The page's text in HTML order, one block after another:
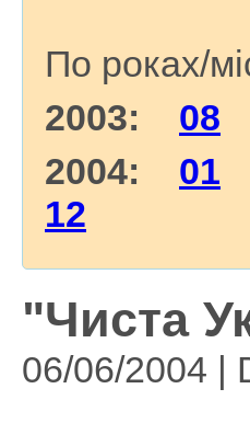
По роках/
2003: 08
2004: 01
12
"Чиста
06/06/2004 |